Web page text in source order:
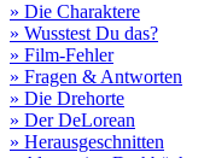
» Die Charaktere
» Wusstest Du das?
» Film-Fehler
» Fragen & Antworten
» Die Drehorte
» Der DeLorean
» Herausgeschnitten